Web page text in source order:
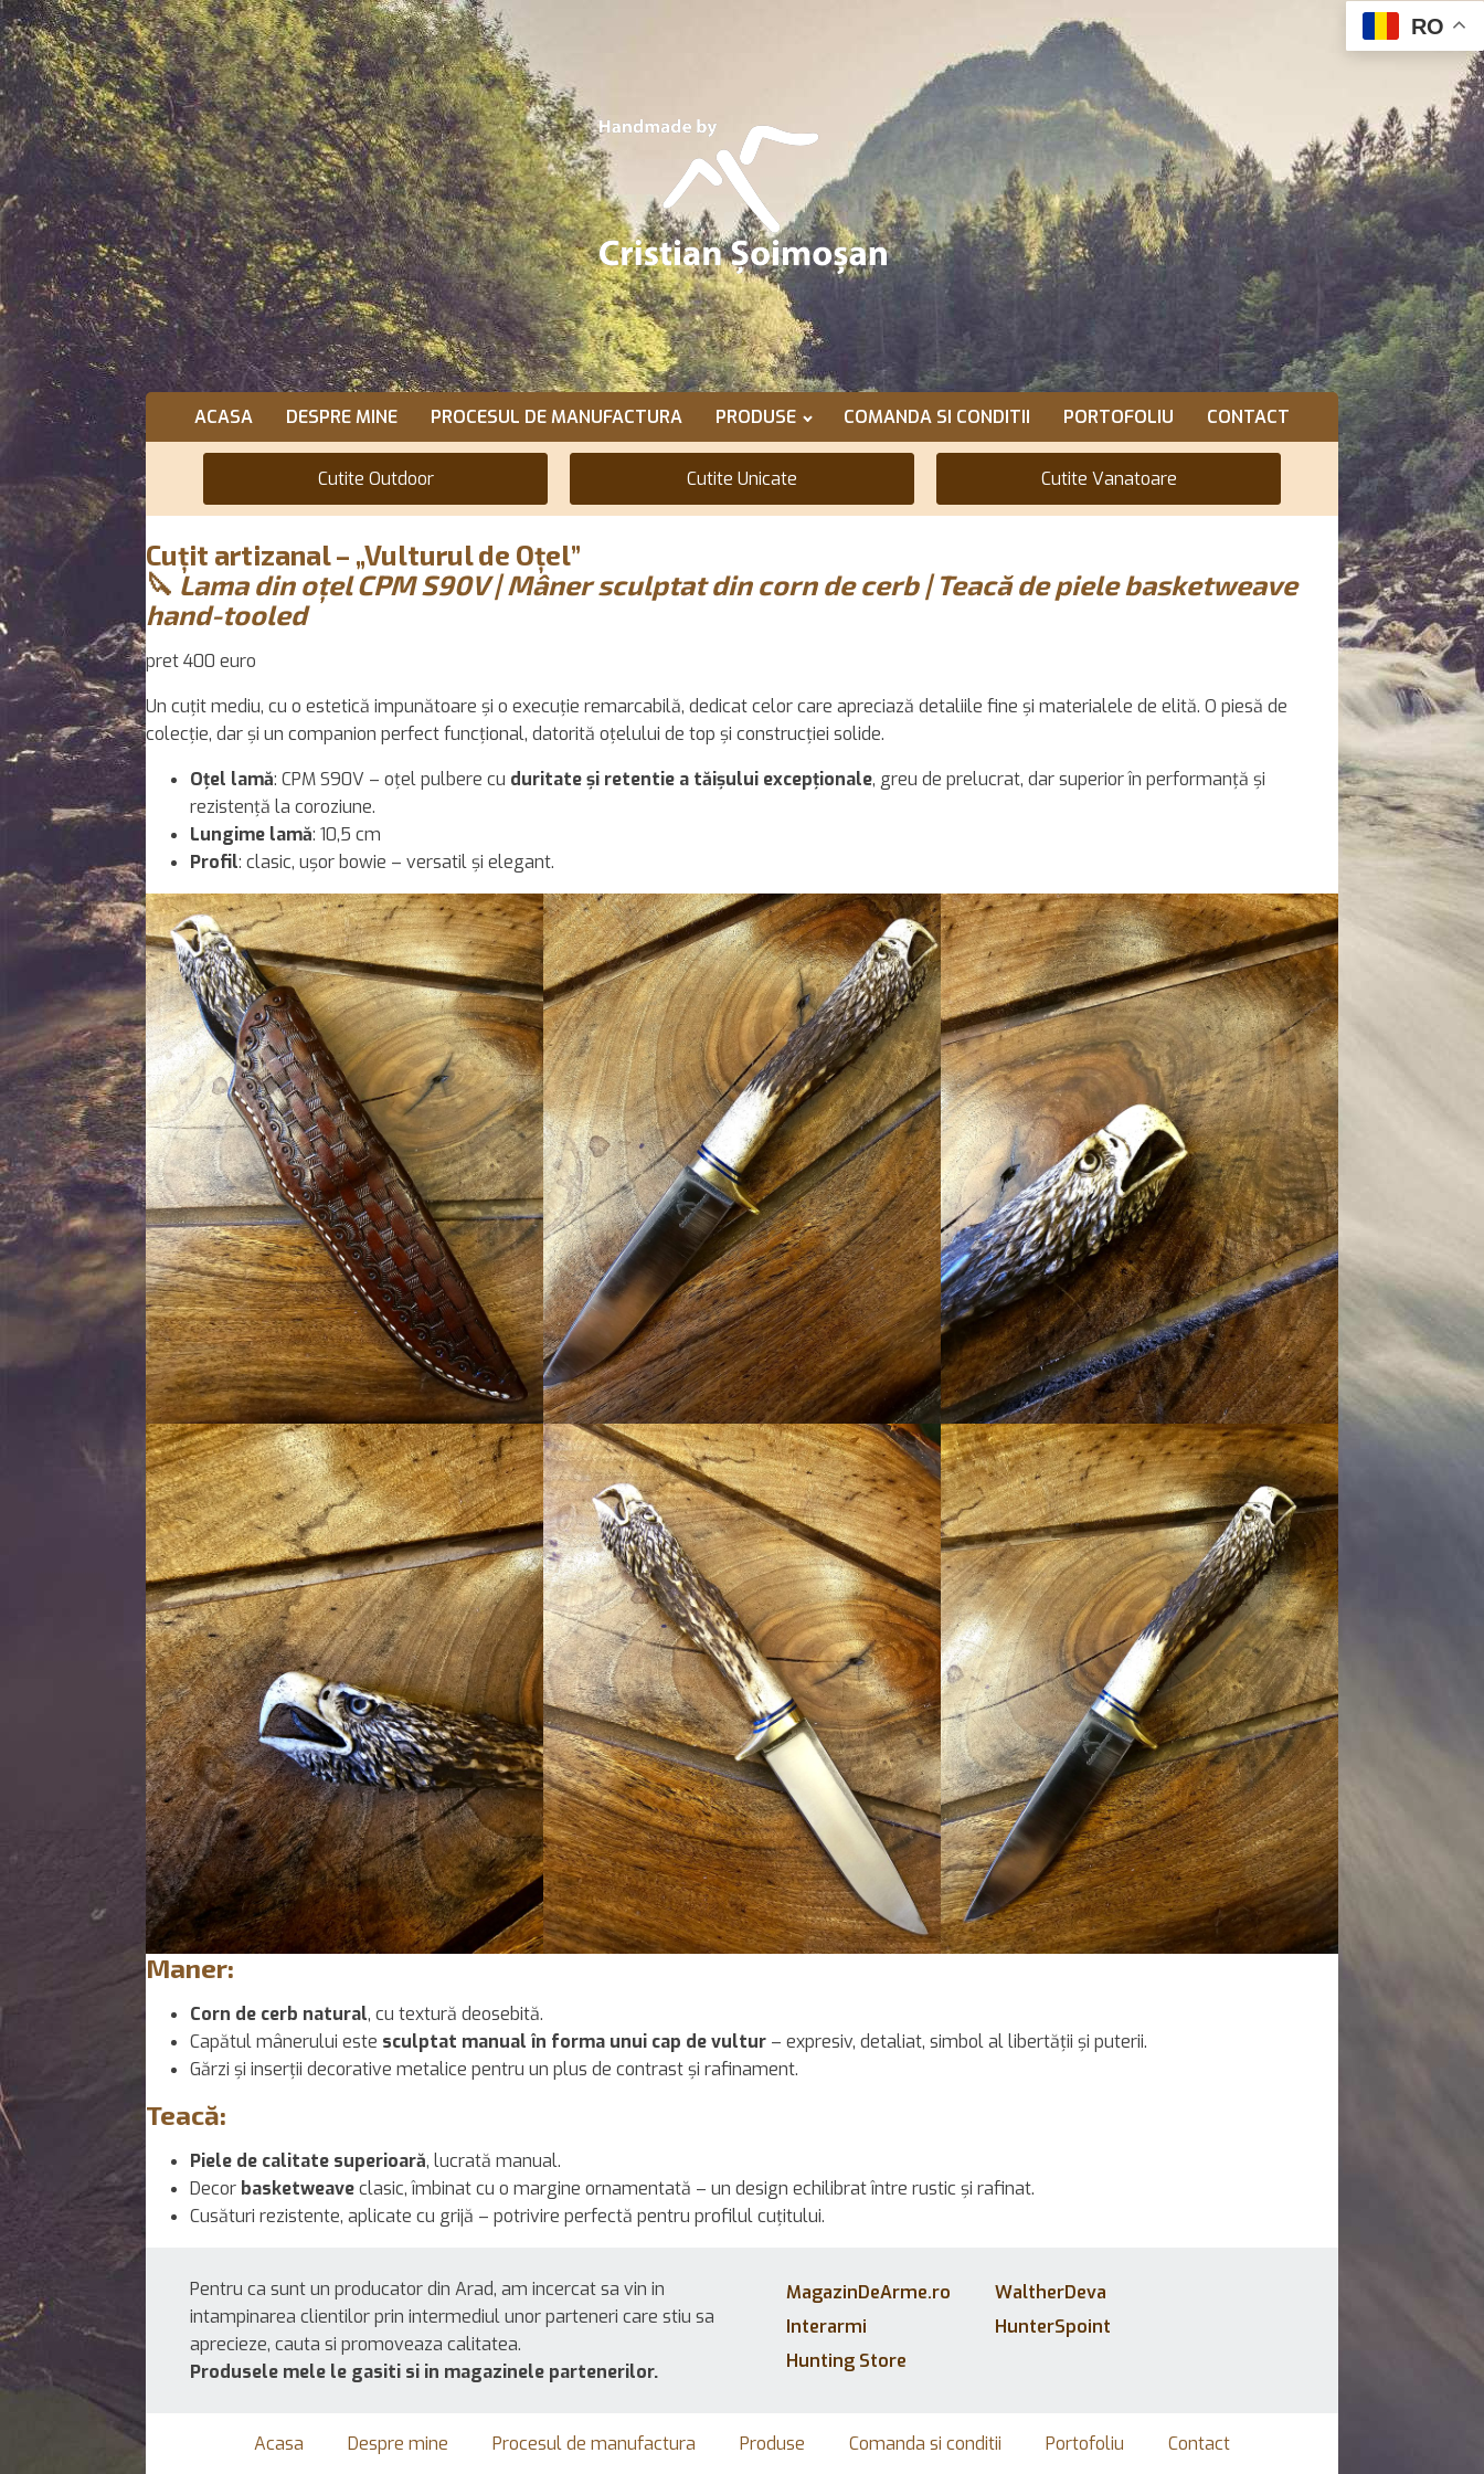
ACASA DESPRE MINE PROCESUL DE MANUFACTURA PRODUSE COMANDA SI CONDITII PORTOFOLIU CONTACT
Cutite Outdoor Cutite Unicate Cutite Vanatoare
Cuțit artizanal – „Vulturul de Oțel”
🔪 Lama din oțel CPM S90V | Mâner sculptat din corn de cerb | Teacă de piele basketweave
hand-tooled
pret 400 euro
Un cuțit mediu, cu o estetică impunătoare și o execuție remarcabilă, dedicat celor care apreciază detaliile fine și materialele de elită. O piesă de
colecție, dar și un companion perfect funcțional, datorită oțelului de top și construcției solide.
Oțel lamă: CPM S90V – oțel pulbere cu duritate și retentie a tăișului excepționale, greu de prelucrat, dar superior în performanță și
rezistență la coroziune.
Lungime lamă: 10,5 cm
Profil: clasic, ușor bowie – versatil și elegant.
Maner:
Corn de cerb natural, cu textură deosebită.
Capătul mânerului este sculptat manual în forma unui cap de vultur – expresiv, detaliat, simbol al libertății și puterii.
Gărzi și inserții decorative metalice pentru un plus de contrast și rafinament.
Teacă:
Piele de calitate superioară, lucrată manual.
Decor basketweaveclasic, îmbinat cu o margine ornamentată – un design echilibrat între rustic și rafinat.
Cusături rezistente, aplicate cu grijă – potrivire perfectă pentru profilul cuțitului.
Pentru ca sunt un producator din Arad, am incercat sa vin in
intampinarea clientilor prin intermediul unor parteneri care stiu sa
aprecieze, cauta si promoveaza calitatea.
Produsele mele le gasiti si in magazinele partenerilor.
MagazinDeArme.ro
Interarmi
Hunting Store
WaltherDeva
HunterSpoint
Acasa Despre mine Procesul de manufactura Produse Comanda si conditii Portofoliu Contact
RO